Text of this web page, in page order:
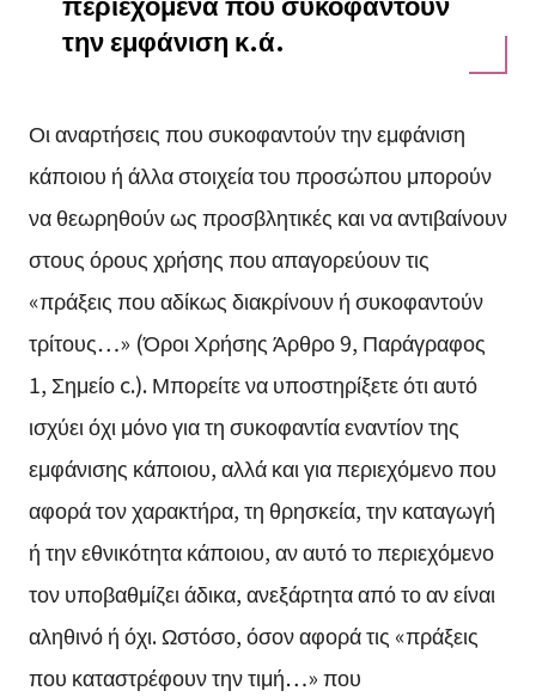
την εμφάνιση κ.ά.
Οι αναρτήσεις που συκοφαντούν την εμφάνιση
κάποιου ή άλλα στοιχεία του προσώπου μπορούν
να θεωρηθούν ως προσβλητικές και να αντιβαίνουν
στους όρους χρήσης που απαγορεύουν τις
«πράξεις που αδίκως διακρίνουν ή συκοφαντούν
τρίτους…» (Όροι Χρήσης Άρθρο 9, Παράγραφος
1, Σημείο c.). Μπορείτε να υποστηρίξετε ότι αυτό
ισχύει όχι μόνο για τη συκοφαντία εναντίον της
εμφάνισης κάποιου, αλλά και για περιεχόμενο που
αφορά τον χαρακτήρα, τη θρησκεία, την καταγωγή
ή την εθνικότητα κάποιου, αν αυτό το περιεχόμενο
τον υποβαθμίζει άδικα, ανεξάρτητα από το αν είναι
αληθινό ή όχι. Ωστόσο, όσον αφορά τις «πράξεις
που καταστρέφουν την τιμή…» που